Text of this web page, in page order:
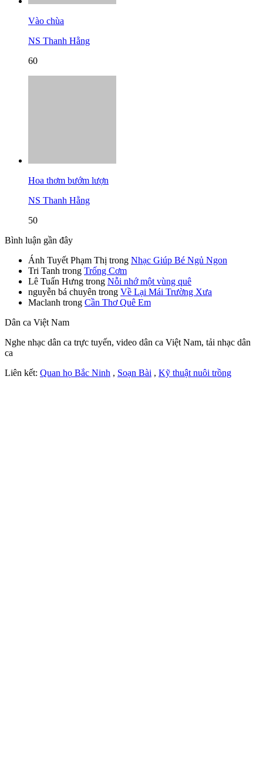
Vào chùa
NS Thanh Hằng
60
Hoa thơm bướm lượn
NS Thanh Hằng
50
Bình luận gần đây
Ánh Tuyết Phạm Thị trong Nhạc Giúp Bé Ngủ Ngon
Tri Tanh trong Trống Cơm
Lê Tuấn Hưng trong Nỗi nhớ một vùng quê
nguyễn bá chuyên trong Về Lại Mái Trường Xưa
Maclanh trong Cần Thơ Quê Em
Dân ca Việt Nam
Nghe nhạc dân ca trực tuyến, video dân ca Việt Nam, tải nhạc dân
ca
Liên kết: Quan họ Bắc Ninh , Soạn Bài , Kỹ thuật nuôi trồng